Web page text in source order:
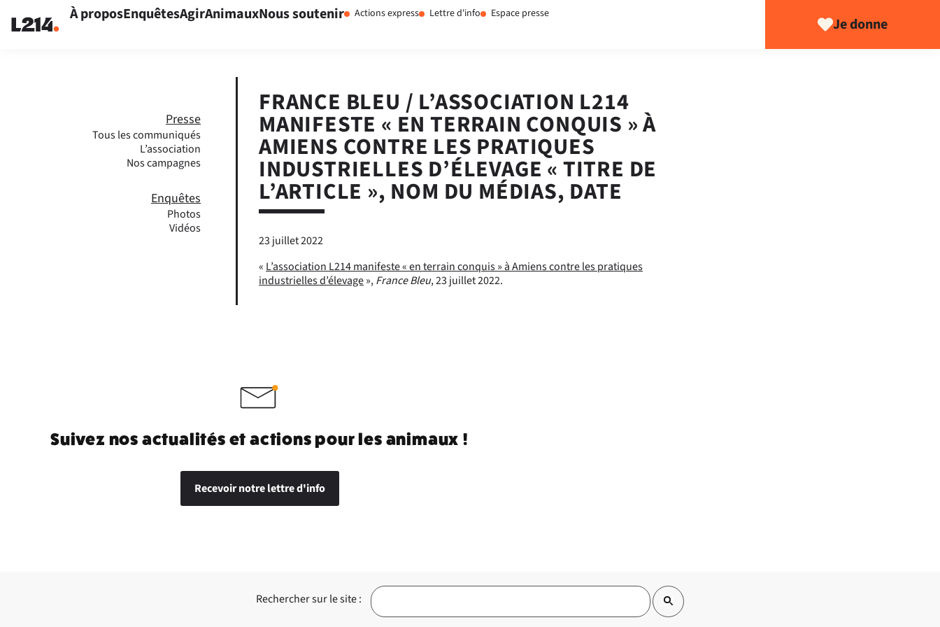
À proposEnquêtesAgirAnimauxNous soutenir Actions express Lettre d'info Espace presse
Je donne
Presse
Tous les communiqués
L’association
Nos campagnes
Enquêtes
Photos
Vidéos
FRANCE BLEU / L’ASSOCIATION L214
MANIFESTE « EN TERRAIN CONQUIS » À
AMIENS CONTRE LES PRATIQUES
INDUSTRIELLES D’ÉLEVAGE « TITRE DE
L’ARTICLE », NOM DU MÉDIAS, DATE
23 juillet 2022
« L’association L214 manifeste « en terrain conquis » à Amiens contre les pratiques
industrielles d’élevage»,France Bleu, 23 juillet 2022.
Suivez nos actualités et actions pour les animaux !
Recevoir notre lettre d'info
Rechercher sur le site :